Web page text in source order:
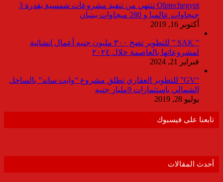
Olptechegypt تنتهي من تنفيذ مشروعات شمسية بقدرة 3
جيجاوات عالميا و 280 ميجاوات ببنبان
أكتوبر 16, 2019
” SAK ” للتطوير تضخ ٣٠٠ مليون جنيه أعمال انشائية
لمشروعاتها بالعاصمة خلال ٢٠٢٤
فبراير 21, 2024
“GV” للتطوير العقاري تطلق مشروع “وايت ساند” بالساحل
الشمالي باستثمارات 9مليار جنيه
يوليو 28, 2019
تابعنا على فيسبوك
أحدث المقالات